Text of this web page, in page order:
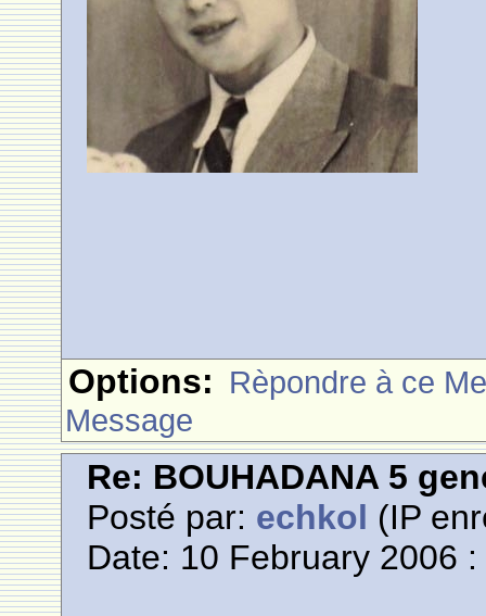
Options: Rèpondre à ce
Message
Re: BOUHADANA 5
Posté par: echkol (IP
Date: 10 February 2006